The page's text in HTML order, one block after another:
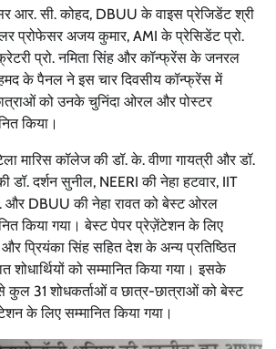
सी. कोहद, DBUU के वाइस प्रेजिडेंट श्री
प्रोफेसर अजय कुमार, AMI के प्रेसिडेंट प्रो.
प्रो. नमिता सिंह और कॉन्फ्रेंस के जनरल
के पैनल ने इस चार दिवसीय कॉन्फ्रेंस में
को उनके चुनिंदा ओरल और पोस्टर
किया।
मारिस कॉलेज की डॉ. के. वीणा गायत्री और डॉ.
डॉ. दर्शन सुनील, NEERI की नेहा हटवार, IIT
और DBUU की नेहा रावत को बेस्ट ओरल
किया गया। बेस्ट पेपर प्रेज़ेंटेशन के लिए
प्रियंका सिंह सहित देश के अन्य प्रतिष्ठित
को सम्मानित किया गया। इसके
कुल 31 शोधकर्ताओं व छात्र-छात्राओं को बेस्ट
के लिए सम्मानित किया गया।